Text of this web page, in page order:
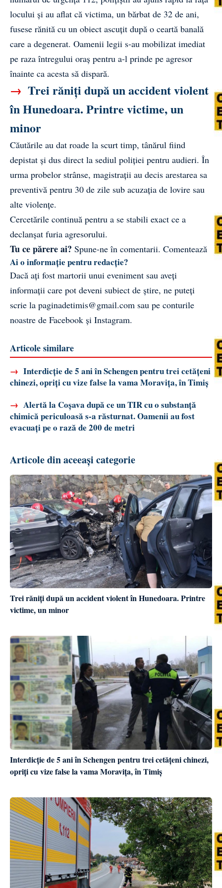
locului și au aflat că victima, un bărbat de 32 de ani,
fusese rănită cu un obiect ascuțit după o ceartă banală
care a degenerat. Oamenii legii s-au mobilizat imediat
pe raza întregului oraș pentru a-l prinde pe agresor
înainte ca acesta să dispară.
→ Trei răniți după un accident violent
în Hunedoara. Printre victime, un
minor
Căutările au dat roade la scurt timp, tânărul fiind
depistat și dus direct la sediul poliției pentru audieri. În
urma probelor strânse, magistrații au decis arestarea sa
preventivă pentru 30 de zile sub acuzația de lovire sau
alte violențe.
Cercetările continuă pentru a se stabili exact ce a
declanșat furia agresorului.
Tu ce părere ai? Spune-ne în comentarii. Comentează
Ai o informație pentru redacție?
Dacă ați fost martorii unui eveniment sau aveți
informații care pot deveni subiect de știre, ne puteți
scrie la paginadetimis@gmail.com sau pe conturile
noastre de Facebook și Instagram.
Articole similare
→ Interdicție de 5 ani în Schengen pentru trei cetățeni
chinezi, opriți cu vize false la vama Moravița, în Timiș
→ Alertă la Coșava după ce un TIR cu o substanță
chimică periculoasă s-a răsturnat. Oamenii au fost
evacuați pe o rază de 200 de metri
Articole din aceeași categorie
Trei răniți după un accident violent în Hunedoara. Printre
victime, un minor
Interdicție de 5 ani în Schengen pentru trei cetățeni chinezi,
opriți cu vize false la vama Moravița, în Timiș